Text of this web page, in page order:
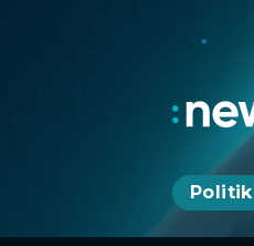
Politik